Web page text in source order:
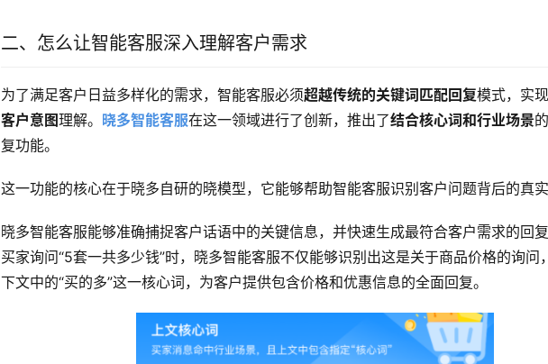
二、怎么让智能客服深入理解客户需求
为了满足客户日益多样化的需求，智能客服必须超越传统的关键词匹配回复模式，实现
客户意图理解。 晓多智能客服在这一领域进行了创新，推出了结合核心词和行业场景
复功能。
这一功能的核心在于晓多自研的晓模型，它能够帮助智能客服识别客户问题背后的真实
晓多智能客服能够准确捕捉客户话语中的关键信息，并快速生成最符合客户需求的回
买家询问“5套一共多少钱”时，晓多智能客服不仅能够识别出这是关于商品价格的询问
下文中的“买的多”这一核心词，为客户提供包含价格和优惠信息的全面回复。